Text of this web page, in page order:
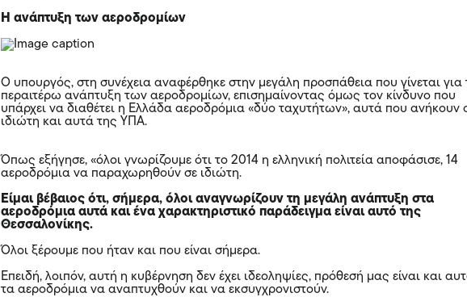
Η ανάπτυξη των αεροδρομίων
O υπουργός, στη συνέχεια αναφέρθηκε στην μεγάλη προσπάθεια που γίνεται για
περαιτέρω ανάπτυξη των αεροδρομίων, επισημαίνοντας όμως τον κίνδυνο που
υπάρχει να διαθέτει η Ελλάδα αεροδρόμια «δύο ταχυτήτων», αυτά που ανήκουν
ιδιώτη και αυτά της ΥΠΑ.
Όπως εξήγησε, «όλοι γνωρίζουμε ότι το 2014 η ελληνική πολιτεία αποφάσισε, 14
αεροδρόμια να παραχωρηθούν σε ιδιώτη.
Είμαι βέβαιος ότι, σήμερα, όλοι αναγνωρίζουν τη μεγάλη ανάπτυξη στα
αεροδρόμια αυτά και ένα χαρακτηριστικό παράδειγμα είναι αυτό της
Θεσσαλονίκης.
Όλοι ξέρουμε που ήταν και που είναι σήμερα.
Επειδή, λοιπόν, αυτή η κυβέρνηση δεν έχει ιδεοληψίες, πρόθεσή μας είναι και
τα αεροδρόμια να αναπτυχθούν και να εκσυγχρονιστούν.